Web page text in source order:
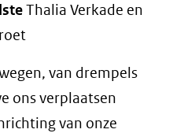
Thalia Verkade en
van drempels
ons verplaatsen
van onze